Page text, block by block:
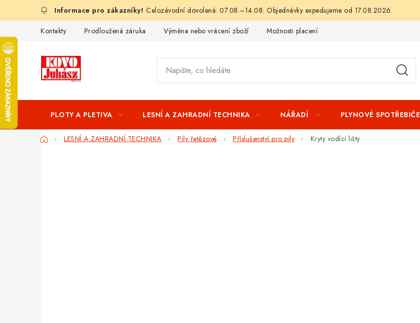
Celozávodní dovolená: 07.08.–14.08. Objednávky expedujeme od 17.08.2026.
Kontakty Prodloužená záruka Výměna nebo vrácení zboží Možnosti placení
PLOTY A PLETIVA LESNÍ A ZAHRADNÍ TECHNIKA NÁŘADÍ PLYNOVÉ SPOTŘEBIČE
DomůLESNÍ A ZAHRADNÍ TECHNIKA Pily řetězové Příslušenství pro pily Kryty vodící lišty